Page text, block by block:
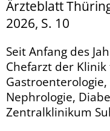
Ärzteblatt
2026, S. 10
Seit Anfang des
Chefarzt der
Nephrologie,
Zentralklinikum